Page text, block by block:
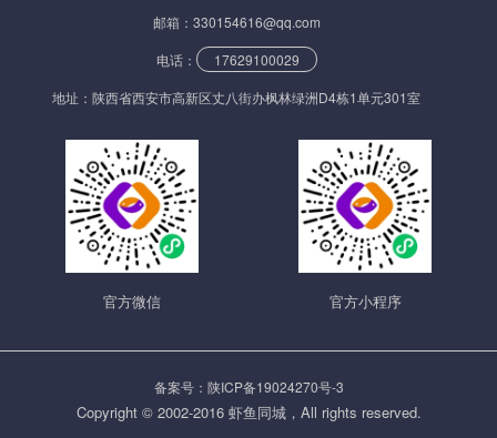
邮箱：330154616@qq.com
电话：
17629100029
地址：陕西省西安市高新区丈八街办枫林绿洲D4栋1单元301室
官方微信 官方小程序
备案号：陕ICP备19024270号-3
Copyright © 2002-2016 虾鱼同城，All rights reserved.